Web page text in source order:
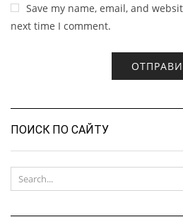
Save my name, email, and
next time I comment.
ПОИСК ПО САЙТУ